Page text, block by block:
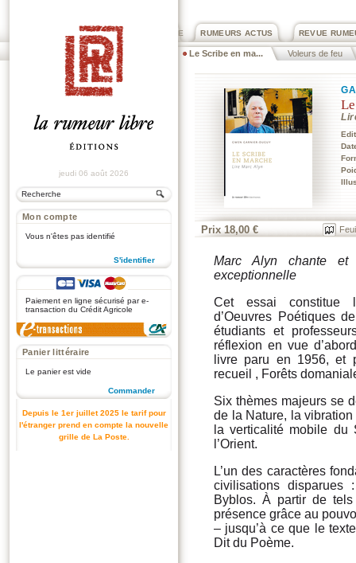
REVUE
RUMEURS ACTUS
PRIX ROGER DEXTRE
Le Scribe en ma... Voleurs de feu
jeudi 06 août 2026
Mon compte
Vous n'êtes pas identifié
S'identifier
Paiement en ligne sécurisé par e-
transaction du Crédit Agricole
Panier littéraire
Le panier est vide
Commander
Depuis le 1er juillet 2025 le tarif pour
l'étranger prend en compte la nouvelle
grille de La Poste.
Prix 18,00 €
Marc Alyn chante et
exceptionnelle
Cet essai constitue
d’Oeuvres Poétiques
étudiants et
réflexion en vue
livre paru en 1956, et
recueil , Forêts
Six thèmes majeurs se
de la Nature, la
la verticalité mobile du
l’Orient.
L’un des caractères
civilisations disparues
Byblos. À partir de
présence grâce au
– jusqu’à ce que le
Dit du Poème.